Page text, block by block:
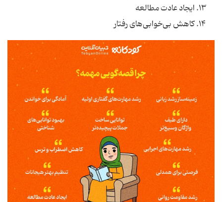
ایجاد عادت مطالعه
کاهش بی‌خوابی‌های رفتار